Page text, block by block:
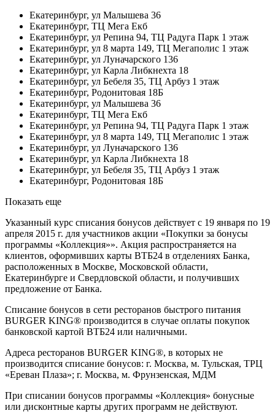
Екатеринбург, ул Малышева 36
Екатеринбург, ТЦ Мега Екб
Екатеринбург, ул Репина 94, ТЦ Радуга Парк 1 этаж
Екатеринбург, ул 8 марта 149, ТЦ Мегаполис 1 этаж
Екатеринбург, ул Луначарского 136
Екатеринбург, ул Карла Либкнехта 18
Екатеринбург, ул Бебеля 35, ТЦ Арбуз 1 этаж
Екатеринбург, Родонитовая 18Б
Екатеринбург, ул Малышева 36
Екатеринбург, ТЦ Мега Екб
Екатеринбург, ул Репина 94, ТЦ Радуга Парк 1 этаж
Екатеринбург, ул 8 марта 149, ТЦ Мегаполис 1 этаж
Екатеринбург, ул Луначарского 136
Екатеринбург, ул Карла Либкнехта 18
Екатеринбург, ул Бебеля 35, ТЦ Арбуз 1 этаж
Екатеринбург, Родонитовая 18Б
Показать еще
Указанный курс списания бонусов действует с 19 января по 19
апреля 2015 г. для участников акции «Покупки за бонусы
программы «Коллекция»». Акция распространяется на
клиентов, оформивших карты ВТБ24 в отделениях Банка,
расположенных в Москве, Московской области,
Екатеринбурге и Свердловской области, и получивших
предложение от Банка.
Списание бонусов в сети ресторанов быстрого питания
BURGER KING® производится в случае оплаты покупок
банковской картой ВТБ24 или наличными.
Адреса ресторанов BURGER KING®, в которых не
производится списание бонусов: г. Москва, м. Тульская, ТРЦ
«Ереван Плаза»; г. Москва, м. Фрунзенская, МДМ
При списании бонусов программы «Коллекция» бонусные
или дисконтные карты других программ не действуют.